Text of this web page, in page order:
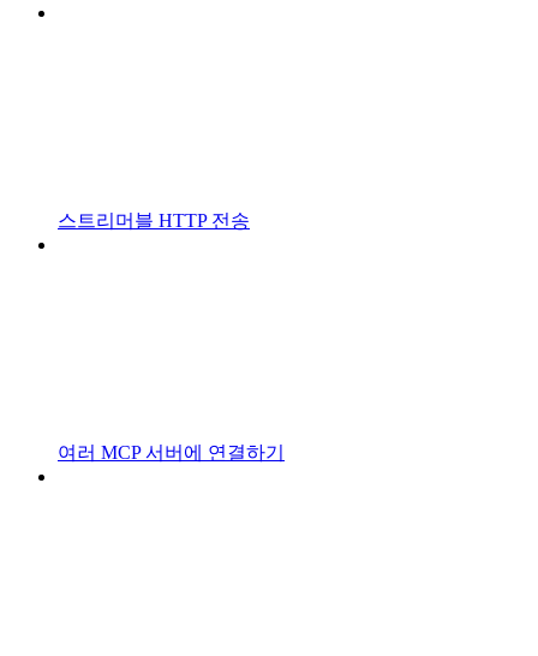
스트리머블 HTTP 전송
여러 MCP 서버에 연결하기